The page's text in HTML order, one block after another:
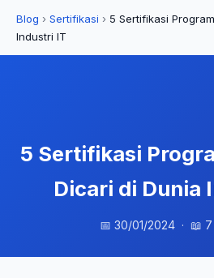
Blog › Sertifikasi › 5 Sertifikasi
Industri IT
5 Sertifikasi
Dicari di Dunia
📅 30/01/2024 · 📖